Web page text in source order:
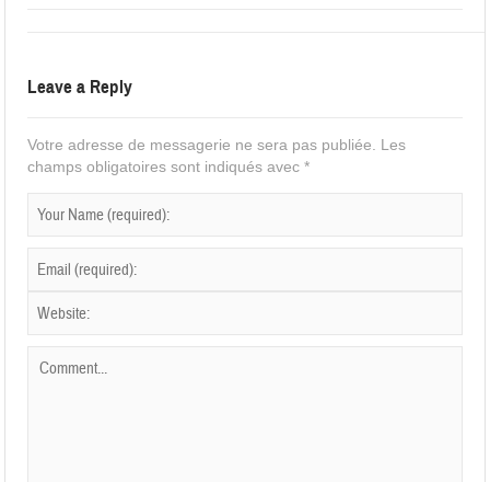
Leave a Reply
Votre adresse de messagerie ne sera pas publiée.
Les
champs obligatoires sont indiqués avec*